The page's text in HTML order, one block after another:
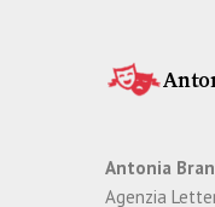
Antonia
Agenzia